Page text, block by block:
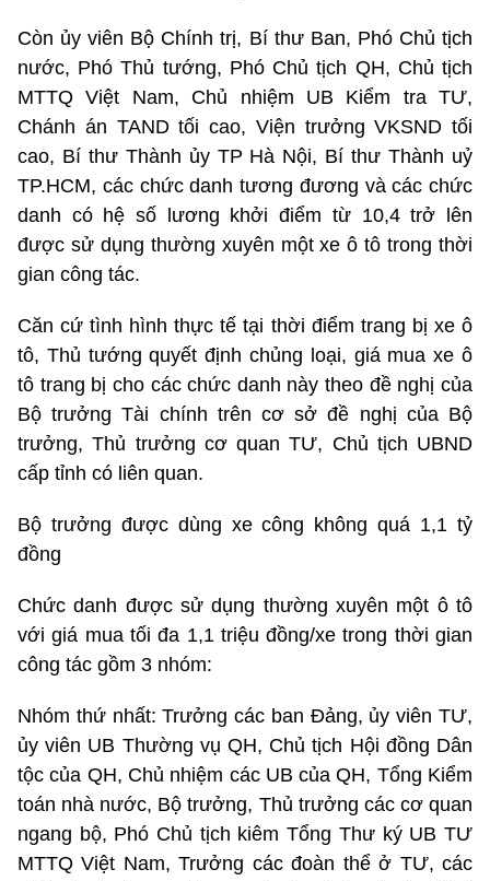
Còn ủy viên Bộ Chính trị, Bí thư Ban, Phó Chủ tịch
nước, Phó Thủ tướng, Phó Chủ tịch QH, Chủ tịch
MTTQ Việt Nam, Chủ nhiệm UB Kiểm tra TƯ,
Chánh án TAND tối cao, Viện trưởng VKSND tối
cao, Bí thư Thành ủy TP Hà Nội, Bí thư Thành uỷ
TP.HCM, các chức danh tương đương và các chức
danh có hệ số lương khởi điểm từ 10,4 trở lên
được sử dụng thường xuyên một xe ô tô trong thời
gian công tác.
Căn cứ tình hình thực tế tại thời điểm trang bị xe ô
tô, Thủ tướng quyết định chủng loại, giá mua xe ô
tô trang bị cho các chức danh này theo đề nghị của
Bộ trưởng Tài chính trên cơ sở đề nghị của Bộ
trưởng, Thủ trưởng cơ quan TƯ, Chủ tịch UBND
cấp tỉnh có liên quan.
Bộ trưởng được dùng xe công không quá 1,1 tỷ
đồng
Chức danh được sử dụng thường xuyên một ô tô
với giá mua tối đa 1,1 triệu đồng/xe trong thời gian
công tác gồm 3 nhóm:
Nhóm thứ nhất: Trưởng các ban Đảng, ủy viên TƯ,
ủy viên UB Thường vụ QH, Chủ tịch Hội đồng Dân
tộc của QH, Chủ nhiệm các UB của QH, Tổng Kiểm
toán nhà nước, Bộ trưởng, Thủ trưởng các cơ quan
ngang bộ, Phó Chủ tịch kiêm Tổng Thư ký UB TƯ
MTTQ Việt Nam, Trưởng các đoàn thể ở TƯ, các